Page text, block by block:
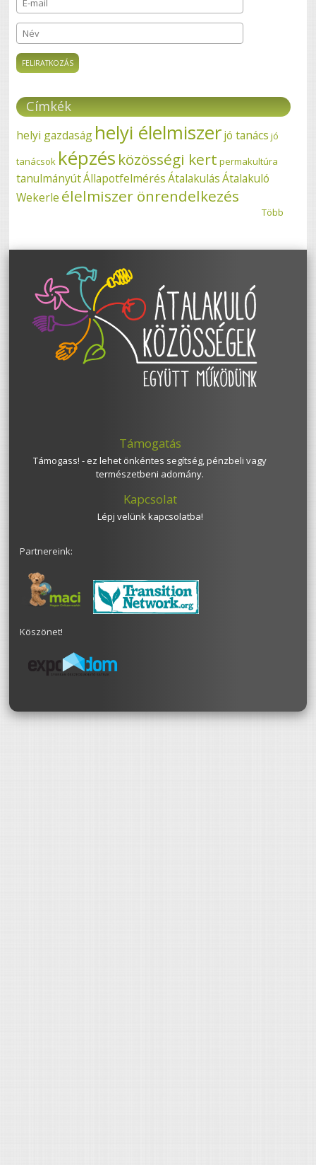
E-mail*
Név
Címkék
helyi gazdaság helyi élelmiszerjó tanács jó
tanácsok képzés közösségi kert permakultúra
tanulmányútÁllapotfelmérés Átalakulás Átalakuló
Wekerle élelmiszer önrendelkezés
Több
Támogatás
Támogass! - ez lehet önkéntes segítség, pénzbeli vagy
természetbeni adomány.
Kapcsolat
Lépj velünk kapcsolatba!
Partnereink:
Köszönet!